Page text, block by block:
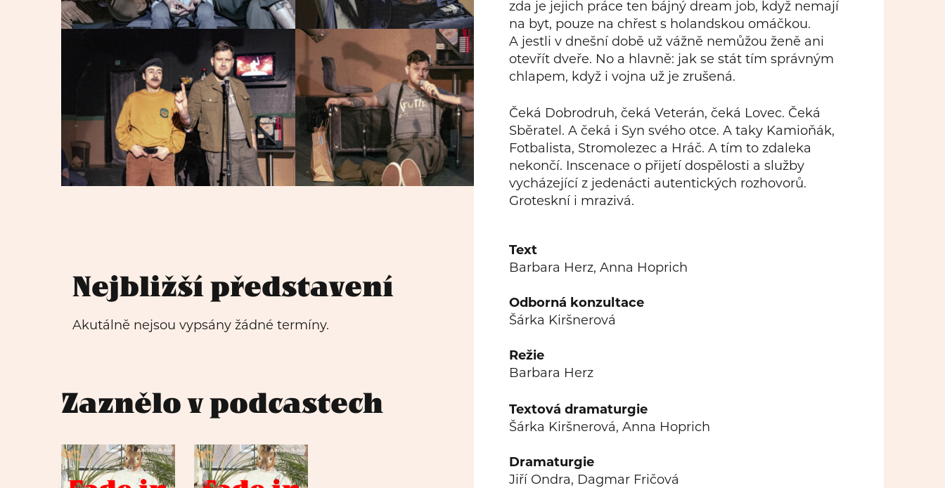
Nejbližší představení
Akutálně nejsou vypsány žádné termíny.
Zaznělo v podcastech
zda je jejich práce ten bájný dream job, když nemají
na byt, pouze na chřest s holandskou omáčkou.
A jestli v dnešní době už vážně nemůžou ženě ani
otevřít dveře. No a hlavně: jak se stát tím správným
chlapem, když i vojna už je zrušená.
Čeká Dobrodruh, čeká Veterán, čeká Lovec. Čeká
Sběratel. A čeká i Syn svého otce. A taky Kamioňák,
Fotbalista, Stromolezec a Hráč. A tím to zdaleka
nekončí. Inscenace o přijetí dospělosti a služby
vycházející z jedenácti autentických rozhovorů.
Groteskní i mrazivá.
Text
Barbara Herz, Anna Hoprich
Odborná konzultace
Šárka Kiršnerová
Režie
Barbara Herz
Textová dramaturgie
Šárka Kiršnerová, Anna Hoprich
Dramaturgie
Jiří Ondra, Dagmar Fričová